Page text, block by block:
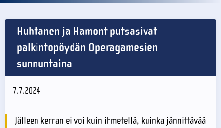
Huhtanen ja Hamont putsasivat
palkintopöydän Operagamesien
sunnuntaina
7.7.2024
Jälleen kerran ei voi kuin ihmetellä, kuinka jännittävää